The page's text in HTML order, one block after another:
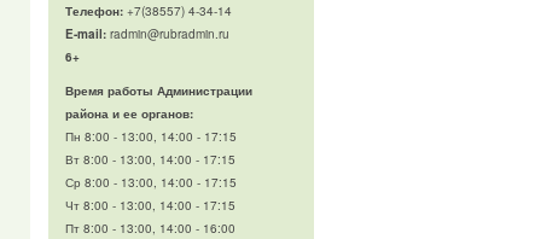
Телефон:+7(38557) 4-34-14
E-mail:radmin@rubradmin.ru
6+
Время работы Администрации
района и ее органов:
Пн 8:00 - 13:00, 14:00 - 17:15
Вт 8:00 - 13:00, 14:00 - 17:15
Ср 8:00 - 13:00, 14:00 - 17:15
Чт 8:00 - 13:00, 14:00 - 17:15
Пт 8:00 - 13:00, 14:00 - 16:00